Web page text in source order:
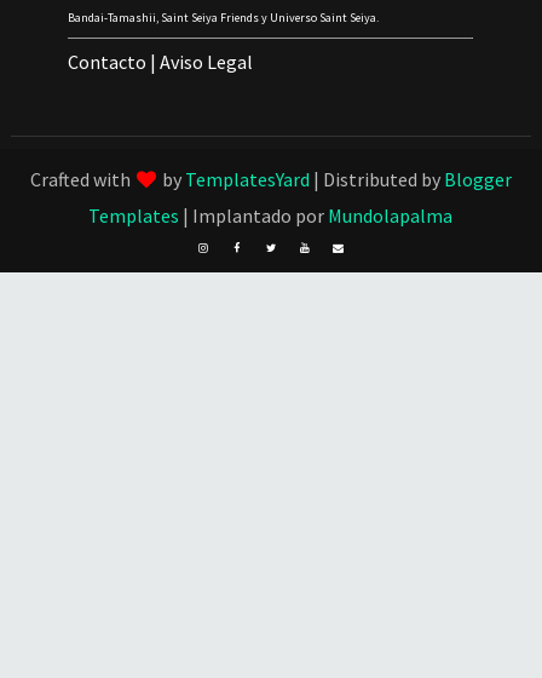
Bandai-Tamashii, Saint Seiya Friends y Universo Saint Seiya.
Contacto |Aviso Legal
Crafted with by TemplatesYard | Distributed by Blogger
Templates | Implantado por Mundolapalma